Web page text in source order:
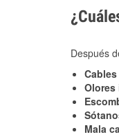
Después
Olores
Mala